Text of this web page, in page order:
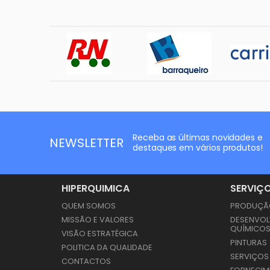
NEWSLETTER
Receba as últimas novidades e
destaques em vários produtos!
HIPERQUIMICA
QUEM SOMOS
MISSÃO E VALORES
VISÃO ESTRATÉGICA
POLITICA DA QUALIDADE
CONTACTOS
QUÍMICOS
PINTURAS